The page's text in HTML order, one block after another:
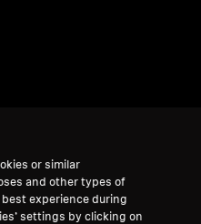
部
or similar
and other types of
experience during
settings by clicking on